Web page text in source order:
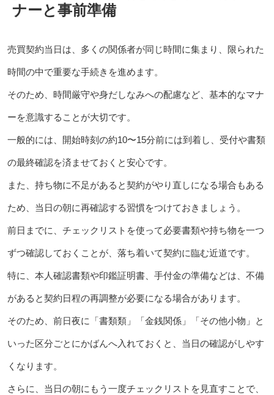
ナーと事前準備
売買契約当日は、多くの関係者が同じ時間に集まり、限られた
時間の中で重要な手続きを進めます。
そのため、時間厳守や身だしなみへの配慮など、基本的なマナ
ーを意識することが大切です。
一般的には、開始時刻の約10〜15分前には到着し、受付や書類
の最終確認を済ませておくと安心です。
また、持ち物に不足があると契約がやり直しになる場合もある
ため、当日の朝に再確認する習慣をつけておきましょう。
前日までに、チェックリストを使って必要書類や持ち物を一つ
ずつ確認しておくことが、落ち着いて契約に臨む近道です。
特に、本人確認書類や印鑑証明書、手付金の準備などは、不備
があると契約日程の再調整が必要になる場合があります。
そのため、前日夜に「書類類」「金銭関係」「その他小物」と
いった区分ごとにかばんへ入れておくと、当日の確認がしやす
くなります。
さらに、当日の朝にもう一度チェックリストを見直すことで、